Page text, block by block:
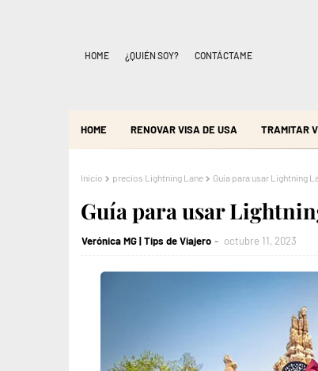
HOME ¿QUIÉN SOY? CONTÁCTAME
HOME RENOVAR VISA DE USA TRAMITAR
Inicio precios Lightning Lane Guía para usar Lightning
Guía para usar
Verónica MG | Tips de Viajero octubre 11, 2023